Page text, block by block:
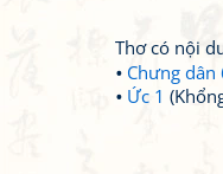
Thơ có nội
Chưng dân
Ức 1